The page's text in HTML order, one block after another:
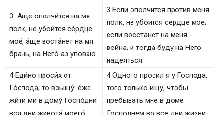
3 Аще ополчи́тся на мя
полк, не убои́тся се́рдце
мое́, а́ще воста́нет на мя
брань, на Него́ аз упова́ю.
3 Если ополчится против меня
полк, не убоится сердце мое;
если восстанет на меня
война, и тогда буду на Него
надеяться.
4 Еди́но проси́х от
Го́спода, то взыщу́: е́же
жи́ти ми в дому́ Госпо́дни
вся дни живота́ моего́,
4 Одного просил я у Господа,
того только ищу, чтобы
пребывать мне в доме
Господнем во все дни жизни